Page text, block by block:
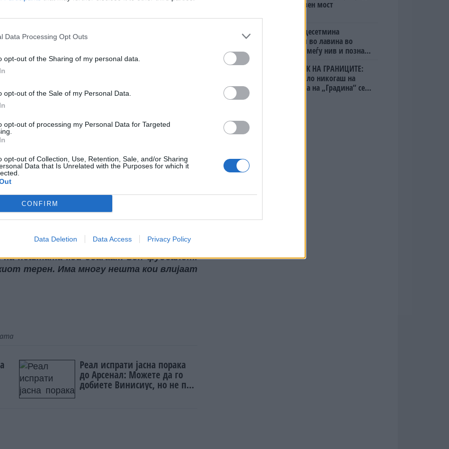
Data Processing Opt Outs
opt-out of the Sharing of my personal data.
opt-out of the Sale of my Personal Data.
opt-out of processing my Personal Data for Targeted
opt-out of Collection, Use, Retention, Sale, and/or Sharing
Data that Is Unrelated with the Purposes for which it
CONFIRM
Data Deletion Data Access Privacy Policy
со ретко видена забава за која што
телефоните на забавата беа забранети,
со дозвола на самиот Јамал, но јавноста
за начинот на кој што сето тоа го
кои што биле плаќани по дваесетина илјади
кој е познат. А она што не е познато….
и од легендата Тони Крос, кој што е
икона со доза на критика кон
вид на маратон. Ќе видиме што ќе се
до десет години и како ќе се одвива
на нештата кои доаѓаат вон фудбалот.
терен. Има многу нешта кои влијаат
Реал испрати јасна порака
до Арсенал: Можете да го
добиете Винисиус, но не под
оваа цена!
мистериозен мост
Исчезнаа десетмина
алпинисти во лавина во
Пакистан- меѓу нив и познат
БЕЛ ШТРАЈК НА ГРАНИЦИТЕ:
Вака не било никогаш на
„Евзони“, а на „Градина“ се